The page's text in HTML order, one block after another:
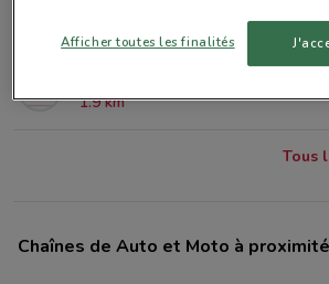
1.9 km
Tous
Chaînes de Auto et Moto à proximité
Afficher toutes les finalités